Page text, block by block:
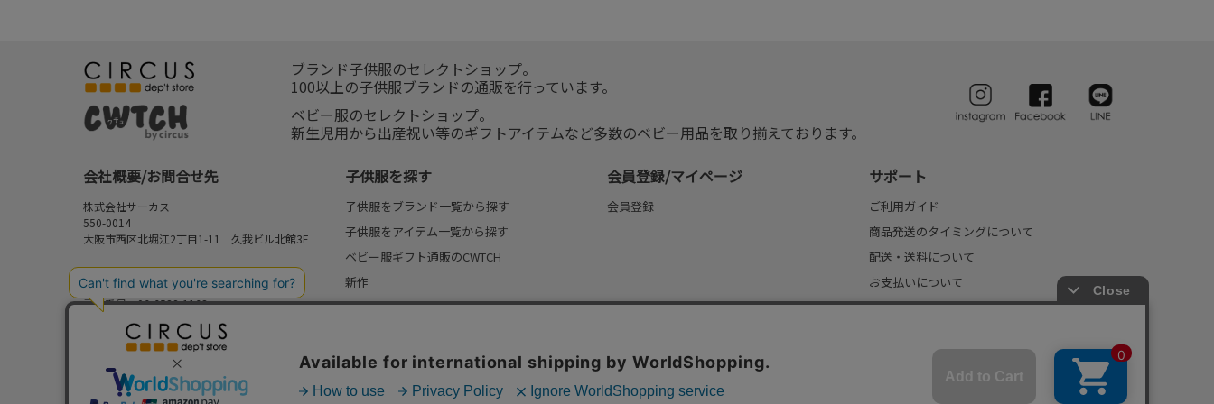
ブランド子供服のセレクトショップ。
100以上の子供服ブランドの通販を行っています。
ベビー服のセレクトショップ。
新生児用から出産祝い等のギフトアイテムなど多数のベビー用品を取り揃えております。
会社概要/お問合せ先
株式会社サーカス
550-0014
大阪市西区北堀江2丁目1-11 久我ビル北館3F
お問合せ先
⇒FAQ/お問合せフォーム
電話番号：06-6538-1163
営業時間：10:00-17:00
定休日：日曜・祝日
子供服を探す
子供服をブランド一覧から探す
子供服をアイテム一覧から探す
ベビー服ギフト通販のCWTCH
新作
再入荷
セール
my focus(よみもの)
会員登録/マイページ
会員登録
サポート
ご利用ガイド
商品発送のタイミングについて
配送・送料について
お支払いについて
返品・交換について